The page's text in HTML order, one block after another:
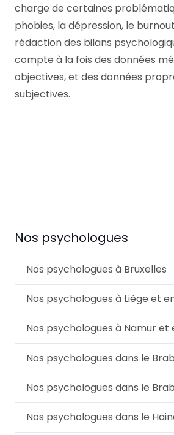
charge de certaines
phobies, la dépression, le
rédaction des bilans
compte à la fois des données
objectives, et des données
subjectives.
Nos psychologues
Nos psychologues à Bruxelles
Nos psychologues à Liège et
Nos psychologues à Namur et
Nos psychologues dans le
Nos psychologues dans le
Nos psychologues dans le